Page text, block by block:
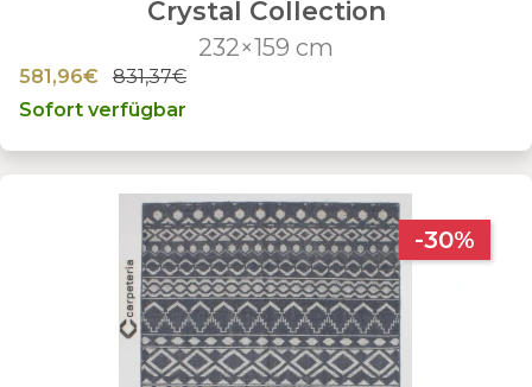
Crystal Collection
232×159 cm
581,96€
831,37€
Sofort verfügbar
-30%